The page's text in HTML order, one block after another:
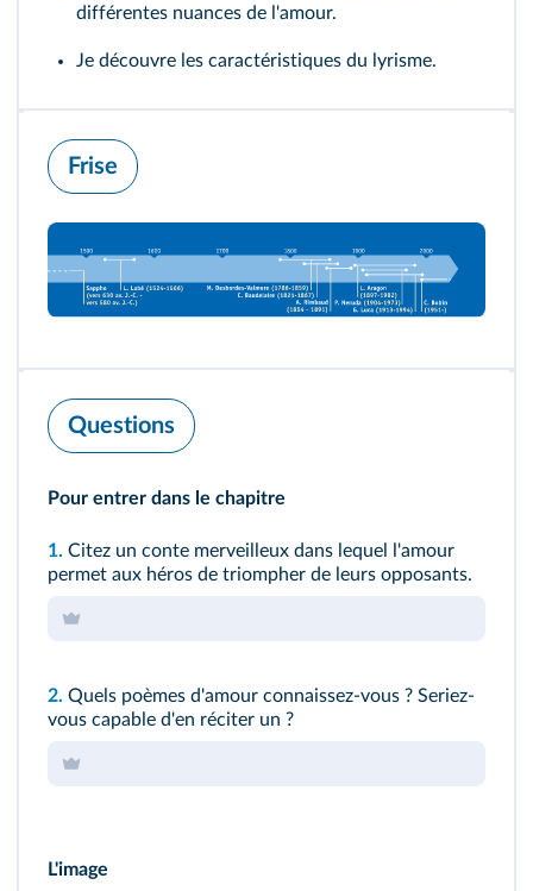
différentes nuances de l'amour.
Je découvre les caractéristiques du lyrisme.
Frise
Questions
Pour entrer dans le chapitre
1. Citez un conte merveilleux dans lequel l'amour
permet aux héros de triompher de leurs opposants.
2. Quels poèmes d'amour connaissez-vous ? Seriez-
vous capable d'en réciter un ?
L'image